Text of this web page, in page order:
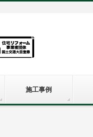
施工事例